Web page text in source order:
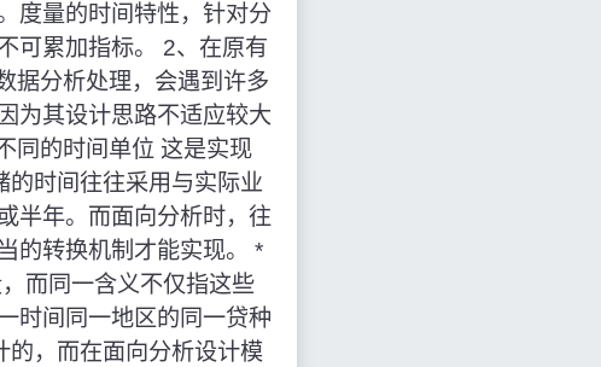
度量的时间特性，针对分
可累加指标。 2、在原有
据分析处理，会遇到许多
为其设计思路不适应较大
同的时间单位 这是实现
的时间往往采用与实际业
半年。而面向分析时，往
的转换机制才能实现。 *
而同一含义不仅指这些
时间同一地区的同一贷种
的，而在面向分析设计模